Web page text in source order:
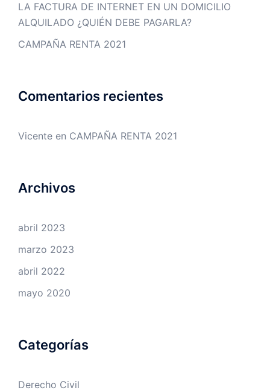
LA FACTURA DE INTERNET EN UN DOMICILIO
ALQUILADO ¿QUIÉN DEBE PAGARLA?
CAMPAÑA RENTA 2021
Comentarios recientes
Vicente en CAMPAÑA RENTA 2021
Archivos
abril 2023
marzo 2023
abril 2022
mayo 2020
Categorías
Derecho Civil